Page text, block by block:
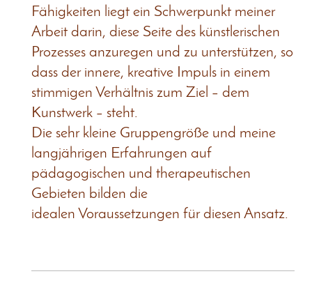
Fähigkeiten liegt ein Schwerpunkt meiner
Arbeit darin, diese Seite des künstlerischen
Prozesses anzuregen und zu unterstützen, so
dass der innere, kreative Impuls in einem
stimmigen Verhältnis zum Ziel – dem
Kunstwerk – steht.
Die sehr kleine Gruppengröße und meine
langjährigen Erfahrungen auf
pädagogischen und therapeutischen
Gebieten bilden die
idealen Voraussetzungen für diesen Ansatz.